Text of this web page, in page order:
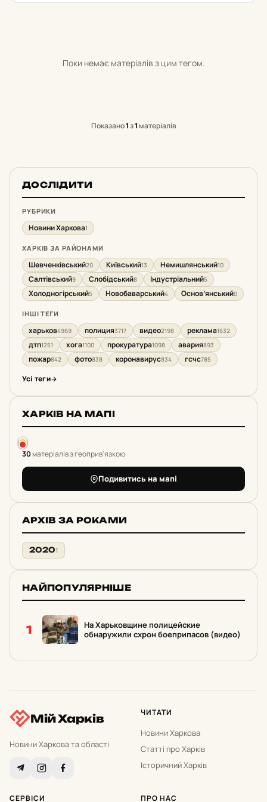
Поки немає матеріалів з цим тегом.
Показано1з1матеріалів
ДОСЛІДИТИ
РУБРИКИ
Новини Харкова1
ХАРКІВ ЗА РАЙОНАМИ
Шевченківський20 Київський13 Немишлянський10
Салтівський9 Слобідський8 Індустріальний5
Холодногірський5 Новобаварський4 Основ’янський0
ІНШІ ТЕГИ
харьков4969 полиция3717 видео2198 реклама1632
дтп1251 хога1100 прокуратура1098 авария893
пожар842 фото838 коронавирус834 гсчс785
Усі теги
ХАРКІВ НА МАПІ
30матеріалів з геоприв'язкою
Подивитись на мапі
АРХІВ ЗА РОКАМИ
20201
НАЙПОПУЛЯРНІШЕ
1
На Харьковщине полицейские
обнаружили схрон боеприпасов (видео)
Мій Харків
Новини Харкова та області
ЧИТАТИ
Новини Харкова
Статті про Харків
Історичний Харків
СЕРВІСИ ПРО НАС